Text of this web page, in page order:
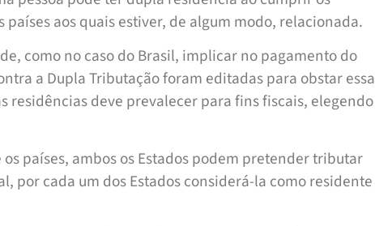
aos quais estiver, de algum modo, relacionada.
como no caso do Brasil, implicar no pagamento do
a Dupla Tributação foram editadas para obstar essa
deve prevalecer para fins fiscais, elegendo
países, ambos os Estados podem pretender tributar
por cada um dos Estados considerá-la como residente